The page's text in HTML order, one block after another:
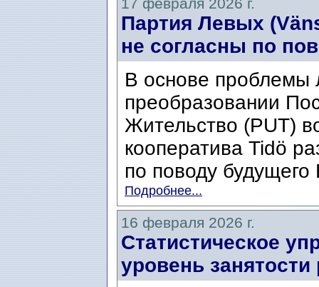
17 февраля 2026 г.
Партия Левых
не согласны по
В основе проблемы
преобразовании
Жительство (PUT)
кооператива Tidö
по поводу
Подробнее...
16 февраля 2026 г.
Статистическое
уровень занятости